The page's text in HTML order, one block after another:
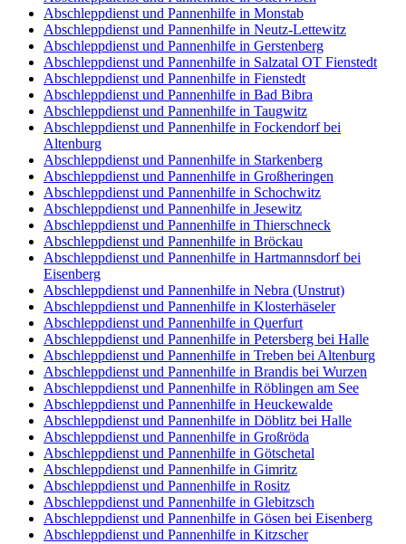
Abschleppdienst und Pannenhilfe in Monstab
Abschleppdienst und Pannenhilfe in Neutz-Lettewitz
Abschleppdienst und Pannenhilfe in Gerstenberg
Abschleppdienst und Pannenhilfe in Salzatal OT Fienstedt
Abschleppdienst und Pannenhilfe in Fienstedt
Abschleppdienst und Pannenhilfe in Bad Bibra
Abschleppdienst und Pannenhilfe in Taugwitz
Abschleppdienst und Pannenhilfe in Fockendorf bei
Altenburg
Abschleppdienst und Pannenhilfe in Starkenberg
Abschleppdienst und Pannenhilfe in Großheringen
Abschleppdienst und Pannenhilfe in Schochwitz
Abschleppdienst und Pannenhilfe in Jesewitz
Abschleppdienst und Pannenhilfe in Thierschneck
Abschleppdienst und Pannenhilfe in Bröckau
Abschleppdienst und Pannenhilfe in Hartmannsdorf bei
Eisenberg
Abschleppdienst und Pannenhilfe in Nebra (Unstrut)
Abschleppdienst und Pannenhilfe in Klosterhäseler
Abschleppdienst und Pannenhilfe in Querfurt
Abschleppdienst und Pannenhilfe in Petersberg bei Halle
Abschleppdienst und Pannenhilfe in Treben bei Altenburg
Abschleppdienst und Pannenhilfe in Brandis bei Wurzen
Abschleppdienst und Pannenhilfe in Röblingen am See
Abschleppdienst und Pannenhilfe in Heuckewalde
Abschleppdienst und Pannenhilfe in Döblitz bei Halle
Abschleppdienst und Pannenhilfe in Großröda
Abschleppdienst und Pannenhilfe in Götschetal
Abschleppdienst und Pannenhilfe in Gimritz
Abschleppdienst und Pannenhilfe in Rositz
Abschleppdienst und Pannenhilfe in Glebitzsch
Abschleppdienst und Pannenhilfe in Gösen bei Eisenberg
Abschleppdienst und Pannenhilfe in Kitzscher